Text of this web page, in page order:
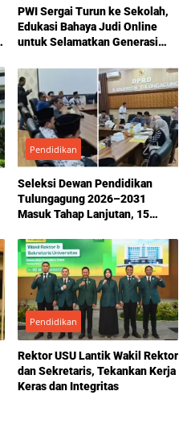
PWI Sergai Turun ke Sekolah,
Edukasi Bahaya Judi Online
untuk Selamatkan Generasi
Pendidikan
Seleksi Dewan Pendidikan
Tulungagung 2026–2031
Masuk Tahap Lanjutan, 15
Pendidikan
Rektor USU Lantik Wakil Rektor
dan Sekretaris, Tekankan Kerja
Keras dan Integritas